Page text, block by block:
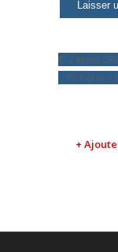
24ème
FC Porto –
+